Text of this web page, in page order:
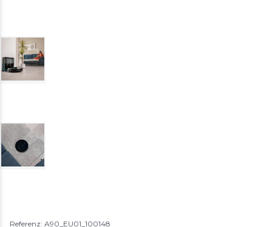
Referenz: A90_EU01_100148